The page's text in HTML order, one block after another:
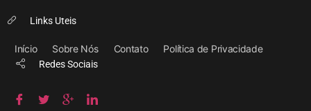
Links Uteis
Início Sobre Nós Contato Política de Privacidade
Redes Sociais